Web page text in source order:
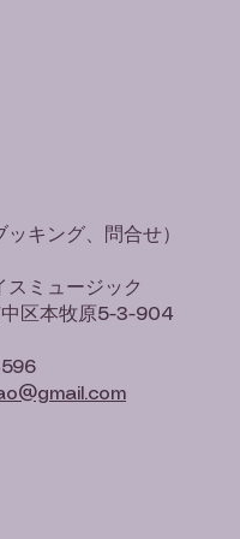
キング、問合せ）
スミュージック
区本牧原5-3-904